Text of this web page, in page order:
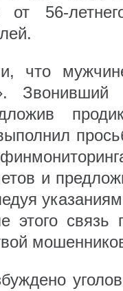
от 56-
что
Звонивший
и
этого связь